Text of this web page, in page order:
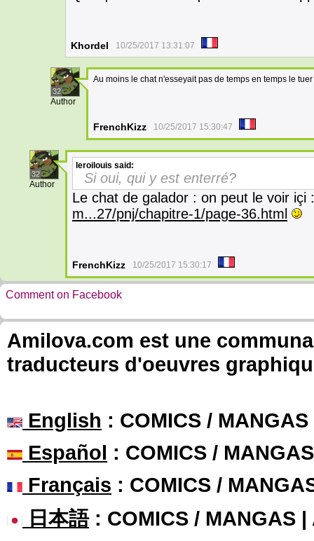
Khordel 10/25/2017 13:31:07
32
Author
Au moins le chat n'esseyait pas de temps en temps le
FrenchKizz 10/25/2017 15:30:47
32
Author
leroilouis said:
Si oui, qui y est enterré?
Le chat de galador : on peut le voir içi
m...27/pnj/chapitre-1/page-36.html
FrenchKizz 10/25/2017 15:30:17
Comment on Facebook
Amilova.com est une
traducteurs d'oeuvres
English : COMICS /
Español : COMICS /
Français : COMICS /
日本語: COMICS / MANGAS |